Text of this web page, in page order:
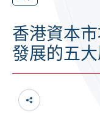
香港資本
發展的五